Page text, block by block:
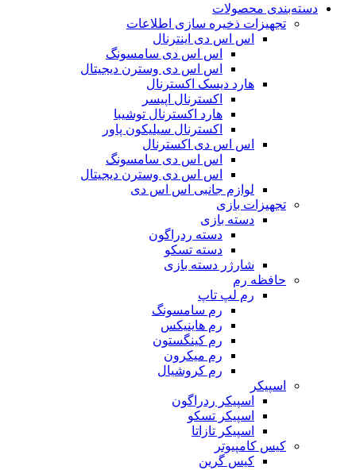
دسته‌بندی محصولات
تجهیزات ذخیره سازی اطلاعات
اس اس دی اینترنال
اس اس دی سامسونگ
اس اس دی وسترن دیجیتال
هارد دیسک اکسترنال
اکسترنال اپیسر
هارد اکسترنال توشیبا
اکسترنال سیلیکون پاور
اس اس دی اکسترنال
اس اس دی سامسونگ
اس اس دی وسترن دیجیتال
لوازم جانبی اس اس دی
تجهیزات بازی
دسته بازی
دسته ردراگون
دسته تسکو
شارژر دسته بازی
حافظه رم
رم لپ تاپ
رم سامسونگ
رم هاینیکس
رم کینگستون
رم میکرون
رم کروشیال
اسپیکر
اسپیکر ردراگون
اسپیکر تسکو
اسپیکر تازاتا
کیس کامپیوتر
کیس گرین